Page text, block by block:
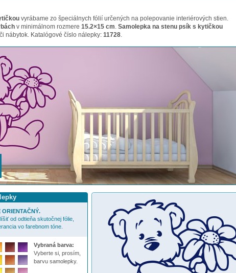
vyrábame zo špeciálnych fólií určených na polepovanie interiérových stien.
v minimálnom rozmere 15.2×15 cm. Samolepka na stenu psík s kytičkou
nábytok. Katalógové číslo nálepky: 11728.
ORIENTAČNÝ.
od odtieňa skutočnej fólie,
vo farebnom tóne.
Vybraná barva:
Vyberte si, prosím,
barvu samolepky.